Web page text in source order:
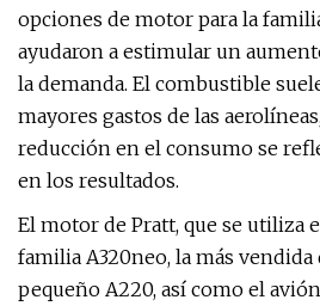
opciones de motor para la
ayudaron a estimular un
la demanda. El combustible
mayores gastos de las
reducción en el consumo se
en los resultados.
El motor de Pratt, que se utiliza
familia A320neo, la más vendida
pequeño A220, así como el